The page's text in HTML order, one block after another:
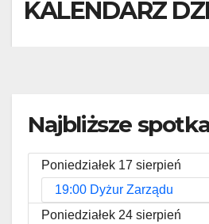
KALENDARZ
Najbliższe
Poniedziałek 17 sierpień
19:00 Dyżur Zarządu
Poniedziałek 24 sierpień